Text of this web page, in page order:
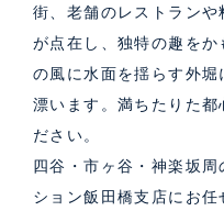
街、老舗のレストラン
が点在し、独特の趣を
の風に水面を揺らす外
漂います。満ちたりた都
ださい。
四谷・市ヶ谷・神楽坂
ション飯田橋支店にお任